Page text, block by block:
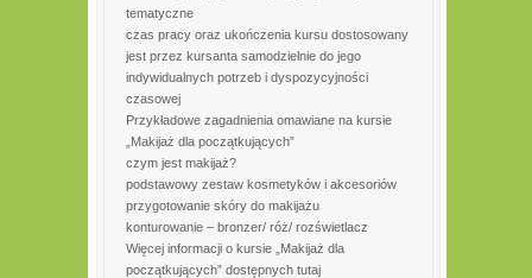
tematyczne
czas pracy oraz ukończenia kursu dostosowany
jest przez kursanta samodzielnie do jego
indywidualnych potrzeb i dyspozycyjności
czasowej
Przykładowe zagadnienia omawiane na kursie
„Makijaż dla początkujących”
czym jest makijaż?
podstawowy zestaw kosmetyków i akcesoriów
przygotowanie skóry do makijażu
konturowanie – bronzer/ róż/ rozświetlacz
Więcej informacji o kursie „Makijaż dla
początkujących” dostępnych tutaj